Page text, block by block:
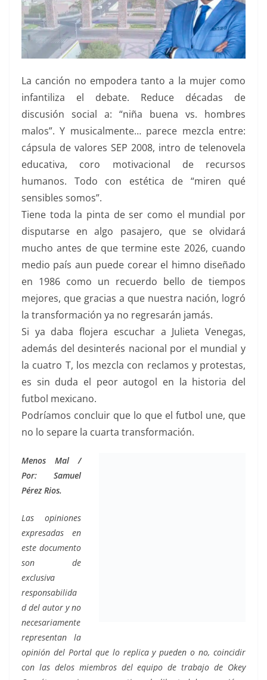
La canción no empodera tanto a la mujer como
infantiliza el debate. Reduce décadas de
discusión social a: “niña buena vs. hombres
malos”. Y musicalmente… parece mezcla entre:
cápsula de valores SEP 2008, intro de telenovela
educativa, coro motivacional de recursos
humanos. Todo con estética de “miren qué
sensibles somos”.
Tiene toda la pinta de ser como el mundial por
disputarse en algo pasajero, que se olvidará
mucho antes de que termine este 2026, cuando
medio país aun puede corear el himno diseñado
en 1986 como un recuerdo bello de tiempos
mejores, que gracias a que nuestra nación, logró
la transformación ya no regresarán jamás.
Si ya daba flojera escuchar a Julieta Venegas,
además del desinterés nacional por el mundial y
la cuatro T, los mezcla con reclamos y protestas,
es sin duda el peor autogol en la historia del
futbol mexicano.
Podríamos concluir que lo que el futbol une, que
no lo separe la cuarta transformación.
Menos Mal /
Por: Samuel
Pérez Rios.
Las opiniones
expresadas en
este documento
son de
exclusiva
responsabilida
d del autor y no
necesariamente
representan la
opinión del Portal que lo replica y pueden o no, coincidir
con las delos miembros del equipo de trabajo de Okey